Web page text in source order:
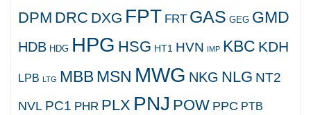
DPM DRC DXG FPT FRT GAS GEG GMD
HDB HDG HPG HSG HT1 HVN IMP KBC KDH
LPB LTG MBBMSN MWG NKG NLG NT2
NVL PC1 PHR PLX PNJ POW PPC PTB